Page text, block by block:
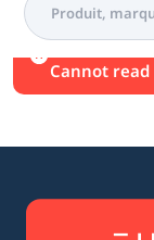
Une
Cannot